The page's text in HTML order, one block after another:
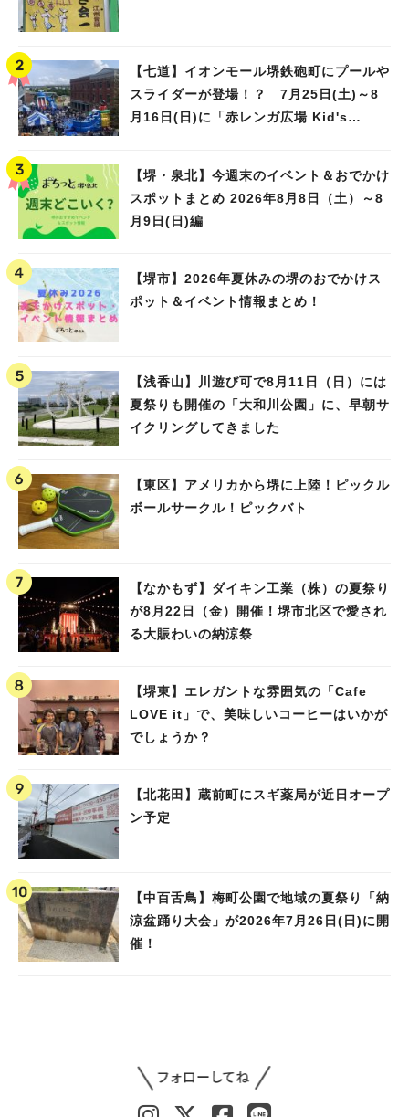
【七道】イオンモール堺鉄砲町にプールや
スライダーが登場！？ 7月25日(土)～8
月16日(日)に「赤レンガ広場 Kid's
【堺・泉北】今週末のイベント＆おでかけ
スポットまとめ 2026年8月8日（土）～8
月9日(日)編
【堺市】2026年夏休みの堺のおでかけス
ポット＆イベント情報まとめ！
【浅香山】川遊び可で8月11日（日）には
夏祭りも開催の「大和川公園」に、早朝サ
イクリングしてきました
【東区】アメリカから堺に上陸！ピックル
ボールサークル！ピックバト
【なかもず】ダイキン工業（株）の夏祭り
が8月22日（金）開催！堺市北区で愛され
る大賑わいの納涼祭
【堺東】エレガントな雰囲気の「Cafe
LOVE it」で、美味しいコーヒーはいかが
でしょうか？
【北花田】蔵前町にスギ薬局が近日オープ
ン予定
【中百舌鳥】梅町公園で地域の夏祭り「納
涼盆踊り大会」が2026年7月26日(日)に開
催！